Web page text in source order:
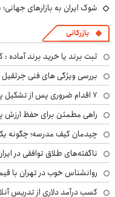
شوک ایران به بازارهای جهانی؛ پایان سلطه ۵۰
بازرگانی
ثبت برند یا خرید برند
بررسی ویژگی های فنی جرثقیل
۷ اقدام ضروری پس از تشکیل پرونده مواد مخدر؛ راهنمای خانواده‌ها
راهی مطمئن برای حفظ ارزش
چیدمان کیف مدرسه؛ چگونه
ناگفته‌های طلاق توافقی در
روانشناس خوب در تهران با
کسب درآمد دلاری از تدریس